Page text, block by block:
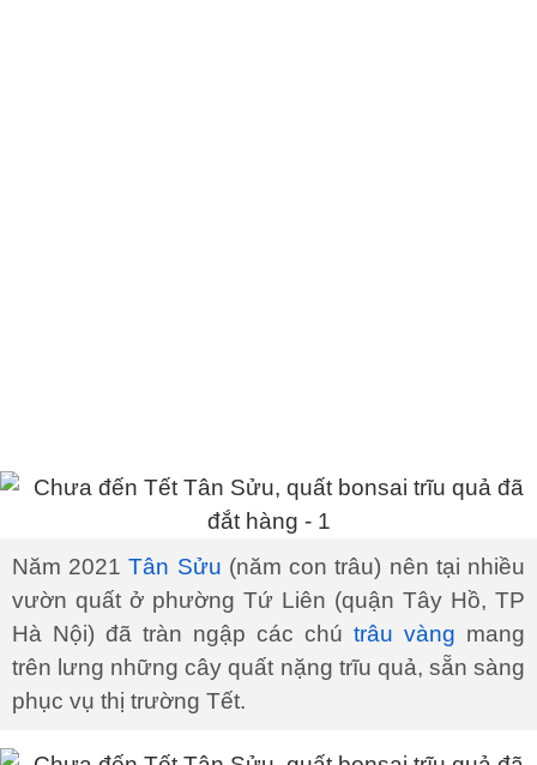
Năm 2021Tân Sửu (năm con trâu) nên tại nhiều
vườn quất ở phường Tứ Liên (quận Tây Hồ, TP
Hà Nội) đã tràn ngập các chú trâu vàng mang
trên lưng những cây quất nặng trĩu quả, sẵn sàng
phục vụ thị trường Tết.